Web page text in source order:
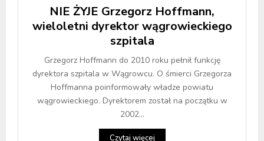
NIE ŻYJE Grzegorz Hoffmann,
wieloletni dyrektor wągrowieckiego
szpitala
Grzegorz Hoffmann do 2010 roku pełnił funkcję
dyrektora szpitala w Wągrowcu. O śmierci Grzegorza
Hoffmanna poinformowały władze powiatu
wągrowieckiego. Dyrektorem został na początku w
2002...
Czytaj więcej